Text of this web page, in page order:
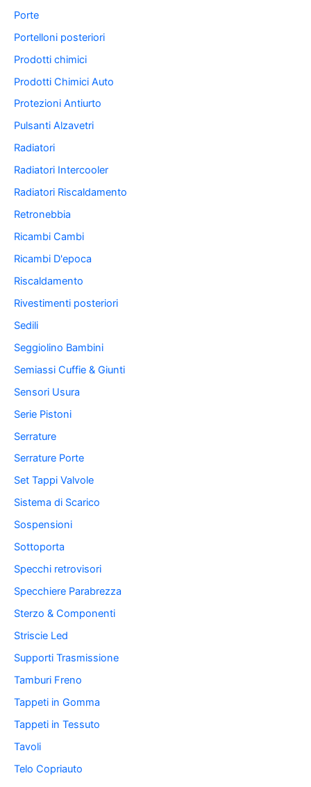
Porte
Portelloni posteriori
Prodotti chimici
Prodotti Chimici Auto
Protezioni Antiurto
Pulsanti Alzavetri
Radiatori
Radiatori Intercooler
Radiatori Riscaldamento
Retronebbia
Ricambi Cambi
Ricambi D'epoca
Riscaldamento
Rivestimenti posteriori
Sedili
Seggiolino Bambini
Semiassi Cuffie & Giunti
Sensori Usura
Serie Pistoni
Serrature
Serrature Porte
Set Tappi Valvole
Sistema di Scarico
Sospensioni
Sottoporta
Specchi retrovisori
Specchiere Parabrezza
Sterzo & Componenti
Striscie Led
Supporti Trasmissione
Tamburi Freno
Tappeti in Gomma
Tappeti in Tessuto
Tavoli
Telo Copriauto